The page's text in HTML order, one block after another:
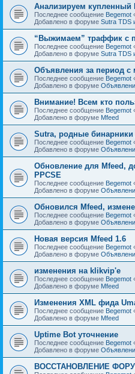
Анализируем купленный
Последнее сообщение Begemot
Добавлено в форуме Sutra TDS
“Выжимаем” траффик с
Последнее сообщение Begemot
Добавлено в форуме Sutra TDS
Объявления за период с
Последнее сообщение Begemot
Добавлено в форуме
Внимание! Всем кто
Последнее сообщение Begemot
Добавлено в форуме Mfeed
Sutra, родные бинарники
Последнее сообщение Begemot
Добавлено в форуме
Обновление для Mfeed,
PPCSE
Последнее сообщение Begemot
Добавлено в форуме
Обновился Mfeed,
Последнее сообщение Begemot
Добавлено в форуме
Новая версия Mfeed 1.6
Последнее сообщение Begemot
Добавлено в форуме
изменения на klikvip'е
Последнее сообщение Begemot
Добавлено в форуме Mfeed
Изменения XML фида
Последнее сообщение Begemot
Добавлено в форуме Mfeed
Uptime Bot уточнение
Последнее сообщение Begemot
Добавлено в форуме
ВОССТАНОВЛЕНИЕ